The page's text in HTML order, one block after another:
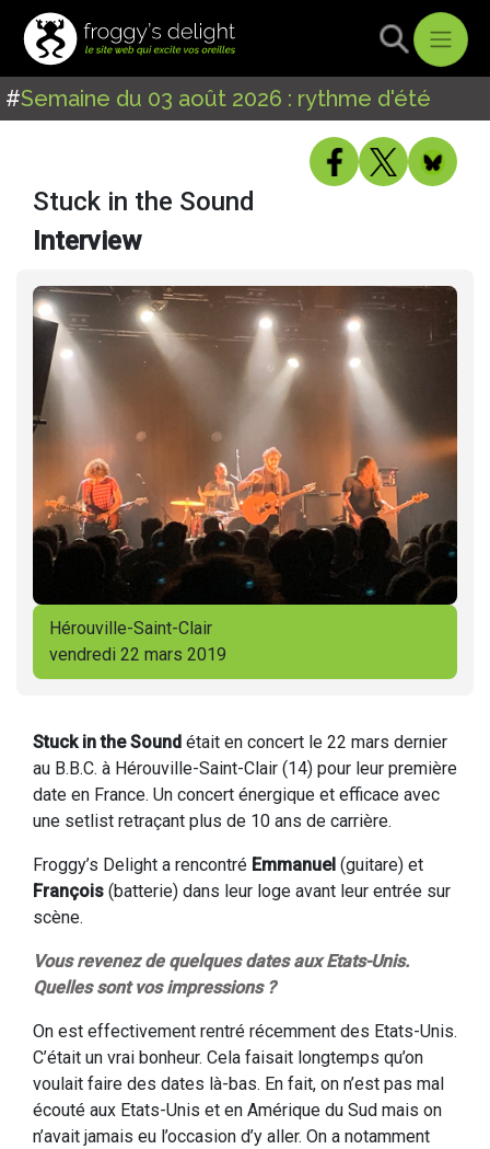
#Semaine du 03 août 2026 : rythme d'été
Stuck in the Sound
Interview
Hérouville-Saint-Clair
vendredi 22 mars 2019
Stuck in the Sound était en concert le 22 mars dernier
au B.B.C. à Hérouville-Saint-Clair (14) pour leur première
date en France. Un concert énergique et efficace avec
une setlist retraçant plus de 10 ans de carrière.
Froggy’s Delight a rencontré Emmanuel (guitare) et
François (batterie) dans leur loge avant leur entrée sur
scène.
Vous revenez de quelques dates aux Etats-Unis.
Quelles sont vos impressions ?
On est effectivement rentré récemment des Etats-Unis.
C’était un vrai bonheur. Cela faisait longtemps qu’on
voulait faire des dates là-bas. En fait, on n’est pas mal
écouté aux Etats-Unis et en Amérique du Sud mais on
n’avait jamais eu l’occasion d’y aller. On a notamment